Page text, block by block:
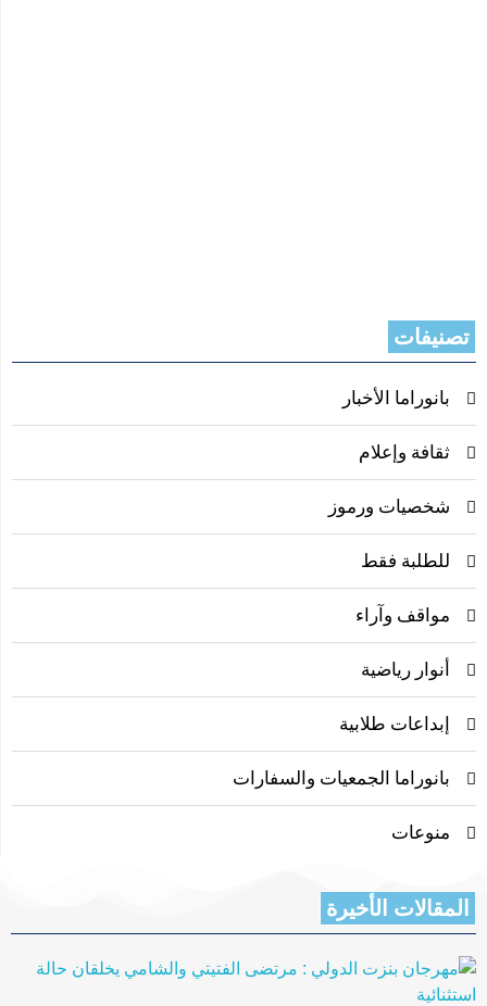
تصنيفات
بانوراما الأخبار
ثقافة وإعلام
شخصيات ورموز
للطلبة فقط
مواقف وآراء
أنوار رياضية
إبداعات طلابية
بانوراما الجمعيات والسفارات
منوعات
المقالات الأخيرة